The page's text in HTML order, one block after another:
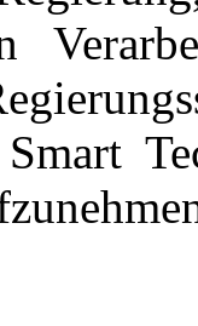
Smart